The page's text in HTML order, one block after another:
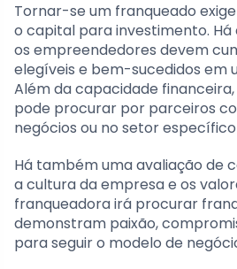
Tornar-se um franqueado
o capital para investimento. Há
os empreendedores devem
elegíveis e bem-sucedidos em
Além da capacidade
pode procurar por parceiros
negócios ou no setor
Há também uma avaliação de
a cultura da empresa e os
franqueadora irá procurar
demonstram paixão,
para seguir o modelo de